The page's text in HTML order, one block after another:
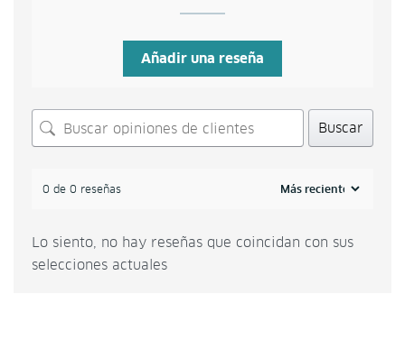
Añadir una reseña
Buscar
0 de 0 reseñas
Lo siento, no hay reseñas que coincidan con sus
selecciones actuales